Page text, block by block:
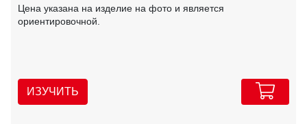
Цена указана на изделие на фото и является
ориентировочной.
ИЗУЧИТЬ